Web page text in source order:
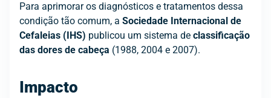
Para aprimorar os diagnósticos e tratamentos dessa
condição tão comum, a Sociedade Internacional de
Cefaleias (IHS) publicou um sistema de classificação
das dores de cabeça (1988, 2004 e 2007).
Impacto